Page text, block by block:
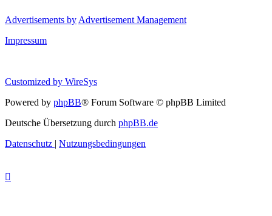
Advertisements by Advertisement Management
Impressum
Customized by WireSys
Powered by phpBB® Forum Software © phpBB Limited
Deutsche Übersetzung durch phpBB.de
Datenschutz | Nutzungsbedingungen